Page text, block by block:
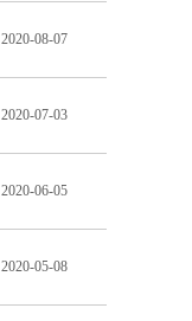
2020-08-07
2020-07-03
2020-06-05
2020-05-08